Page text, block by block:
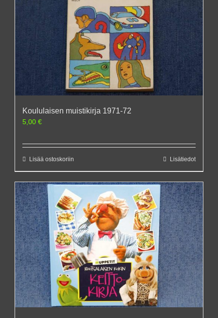
Koululaisen muistikirja 1971-72
5,00 €
Lisää ostoskoriin Lisätiedot